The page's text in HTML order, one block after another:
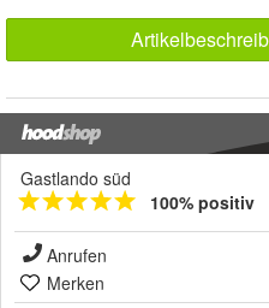
Gastlando süd
100% positiv
Anrufen
Merken